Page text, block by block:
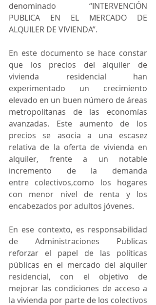
denominado “INTERVENCIÓN
PUBLICA EN EL MERCADO DE
ALQUILER DE VIVIENDA”.
En este documento se hace constar
que los precios del alquiler de
vivienda residencial han
experimentado un crecimiento
elevado en un buen número de áreas
metropolitanas de las economías
avanzadas. Este aumento de los
precios se asocia a una escasez
relativa de la oferta de vivienda en
alquiler, frente a un notable
incremento de la demanda
entre colectivos,como los hogares
con menor nivel de renta y los
encabezados por adultos jóvenes.
En ese contexto, es responsabilidad
de Administraciones Publicas
reforzar el papel de las políticas
públicas en el mercado del alquiler
residencial, con el objetivo de
mejorar las condiciones de acceso a
la vivienda por parte de los colectivos